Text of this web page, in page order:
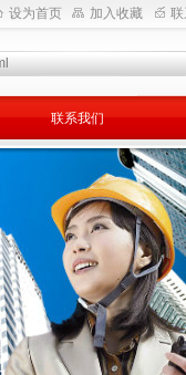
设为首页 加入收藏 联
联系我们